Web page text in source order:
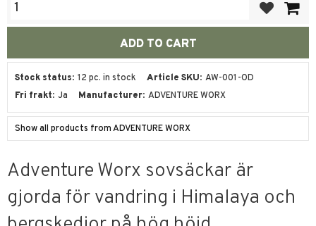
Stock status 12 pc. in stock Article SKU AW-001-OD
Fri frakt Ja Manufacturer ADVENTURE WORX
Show all products from ADVENTURE WORX
Adventure Worx sovsäckar är
gjorda för vandring i Himalaya och